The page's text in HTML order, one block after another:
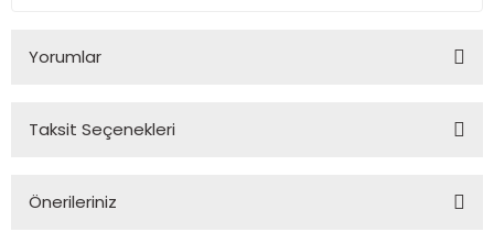
Yorumlar
Taksit Seçenekleri
Önerileriniz